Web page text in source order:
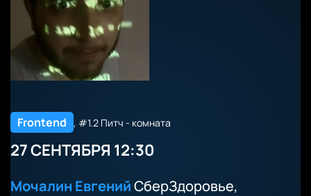
Frontend , #1.2 Питч - комната
27 СЕНТЯБРЯ 12:30
Мочалин ЕвгенийСберЗдоровье,